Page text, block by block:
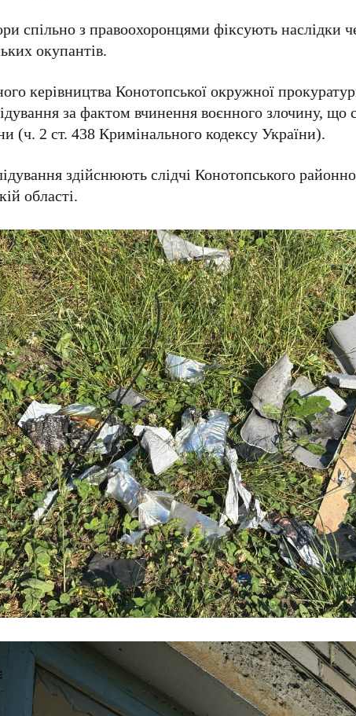
спільно з правоохоронцями фіксують наслідки
окупантів.
керівництва Конотопської окружної
за фактом вчинення воєнного злочину, що
(ч. 2 ст. 438 Кримінального кодексу України).
здійснюють слідчі Конотопського
області.